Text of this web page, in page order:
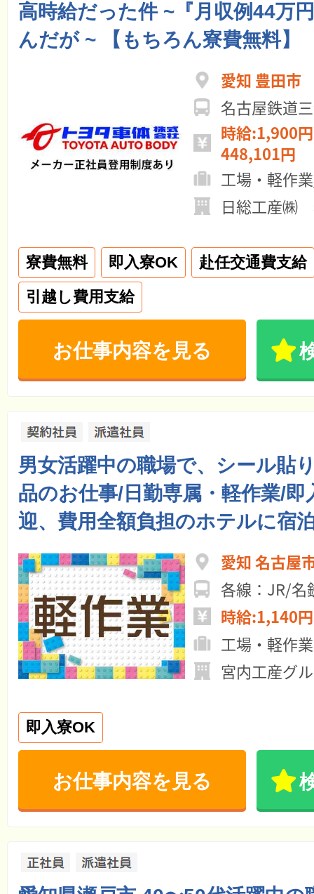
高時給だった件 ~『月収例44万
んだが ~ 【もちろん寮費無料】
愛知 豊田市
名古屋鉄道
時給:1,900
448,101円
工場・軽作
日総工産㈱
寮費無料 即入寮OK
赴任交通費支給
引越し費用支給
お仕事内容を見る
男女活躍中の職場で、シール貼
品のお仕事/日勤専属・軽作業/即
迎、費用全額負担のホテルに宿
愛知 名古屋
各線：JR/
時給:1,140
工場・軽作業
宮内工産グ
即入寮OK
お仕事内容を見る